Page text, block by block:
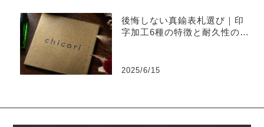
後悔しない真鍮表札選び｜印
字加工6種の特徴と耐久性の違
2025/6/15